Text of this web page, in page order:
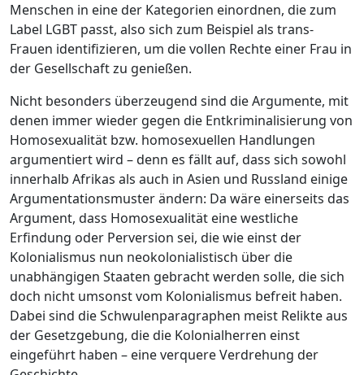
Menschen in eine der Kategorien einordnen, die zum
Label LGBT passt, also sich zum Beispiel als trans-
Frauen identifizieren, um die vollen Rechte einer Frau in
der Gesellschaft zu genießen.
Nicht besonders überzeugend sind die Argumente, mit
denen immer wieder gegen die Entkriminalisierung von
Homosexualität bzw. homosexuellen Handlungen
argumentiert wird – denn es fällt auf, dass sich sowohl
innerhalb Afrikas als auch in Asien und Russland einige
Argumentationsmuster ändern: Da wäre einerseits das
Argument, dass Homosexualität eine westliche
Erfindung oder Perversion sei, die wie einst der
Kolonialismus nun neokolonialistisch über die
unabhängigen Staaten gebracht werden solle, die sich
doch nicht umsonst vom Kolonialismus befreit haben.
Dabei sind die Schwulenparagraphen meist Relikte aus
der Gesetzgebung, die die Kolonialherren einst
eingeführt haben – eine verquere Verdrehung der